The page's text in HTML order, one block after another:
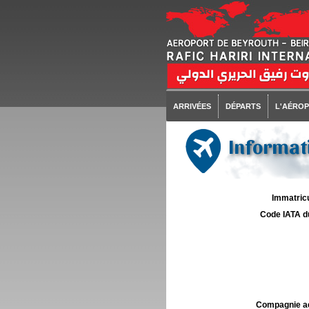
ARRIVÉES DÉPARTS
Code IATA
Compagnie